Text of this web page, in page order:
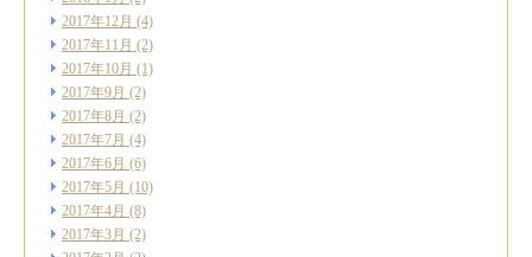
2017年12月 (4)
2017年11月 (2)
2017年10月 (1)
2017年9月 (2)
2017年8月 (2)
2017年7月 (4)
2017年6月 (6)
2017年5月 (10)
2017年4月 (8)
2017年3月 (2)